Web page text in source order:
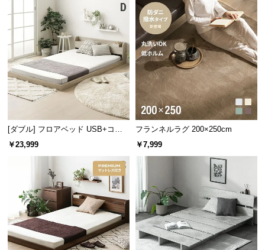
せ
ブ
ロ
グ
企
業
厚手のマットレスもすっぽり収まる
フレーム内側の高さは約8.8㎝。分厚いマットレスを
敷いてもすっぽりとキレイに収まります。
フレーム高さ（内寸） 約8.8㎝
[ダブル] フロアベッド USB+コン
セント
￥23,999
フランネルラグ 200×250cm
￥7,999